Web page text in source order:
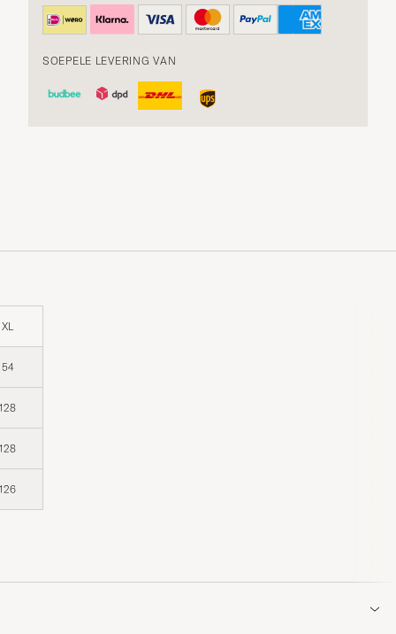
SOEPELE LEVERING VAN
XL
54
128
128
126